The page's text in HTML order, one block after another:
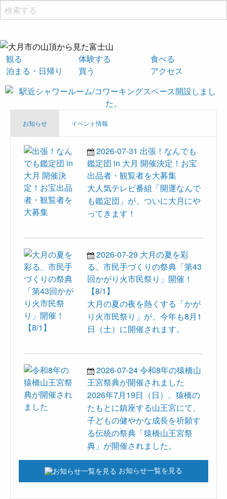
観る 体験する
食べる
泊まる・日帰り
買う アクセス
お知らせ イベント情報
2026-07-31 出張！なんでも
鑑定団 in 大月 開催決定！お宝
出品者・観覧者を大募集
大人気テレビ番組「開運なんで
も鑑定団」が、ついに大月にや
ってきます！
2026-07-29 大月の夏を彩
る、市民手づくりの祭典「第43
回かがり火市民祭り」開催！
【8/1】
大月の夏の夜を熱くする「かが
り火市民祭り」が、今年も8月1
日（土）に開催されます。
2026-07-24令和8年の猿橋山
王宮祭典が開催されました
2026年7月19日（日）、猿橋の
たもとに鎮座する山王宮にて、
子どもの健やかな成長を祈願す
る伝統の祭典「猿橋山王宮祭
典」が開催されました。
お知らせ一覧を見る